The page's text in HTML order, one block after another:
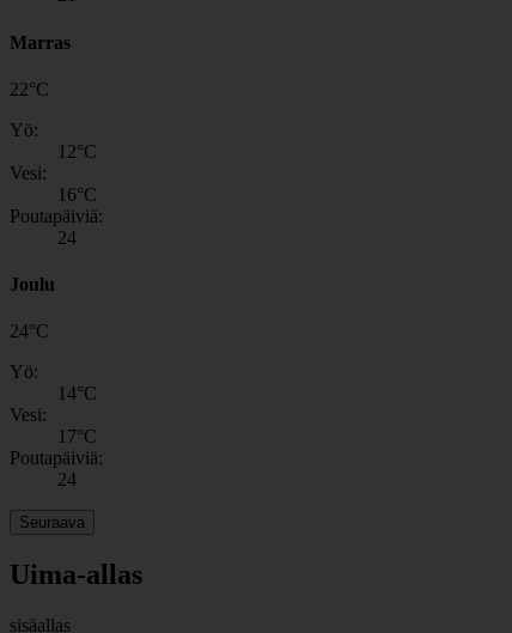
Marras
22°C
Yö:
12°C
Vesi:
16°C
Poutapäiviä:
24
Joulu
24°C
Yö:
14°C
Vesi:
17°C
Poutapäiviä:
24
Seuraava
Uima-allas
sisäallas